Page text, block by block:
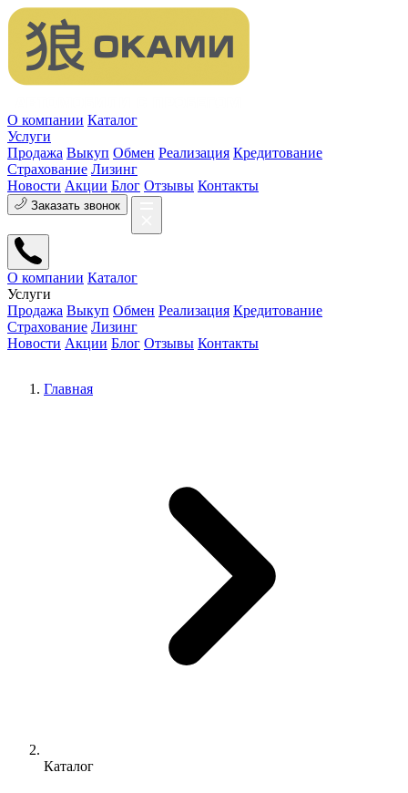
О компании Каталог
Услуги
Продажа Выкуп Обмен Реализация Кредитование
Страхование Лизинг
Новости Акции Блог Отзывы Контакты
Заказать звонок
О компании Каталог
Услуги
Продажа Выкуп Обмен Реализация Кредитование
Страхование Лизинг
Новости Акции Блог Отзывы Контакты
Главная
Каталог